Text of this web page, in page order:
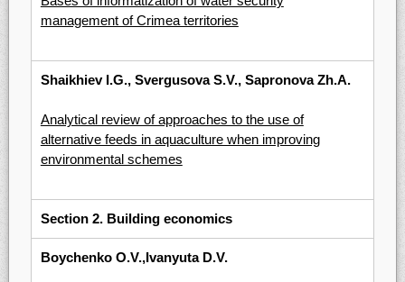
management of Crimea territories
Shaikhiev I.G., Svergusova S.V., Sapronova Zh.A.
Analytical review of approaches to the use of
alternative feeds in aquaculture when improving
environmental schemes
Section 2. Building economics
Boychenko O.V.,Ivanyuta D.V.